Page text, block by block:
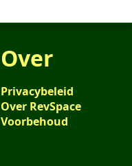
Over
Privacybeleid
Over RevSpace
Voorbehoud